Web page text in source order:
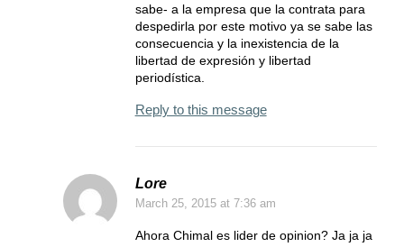
sabe- a la empresa que la contrata para
despedirla por este motivo ya se sabe las
consecuencia y la inexistencia de la
libertad de expresión y libertad
periodística.
Reply to this message
Lore
March 25, 2015at 7:36 am
Ahora Chimal es lider de opinion? Ja ja ja